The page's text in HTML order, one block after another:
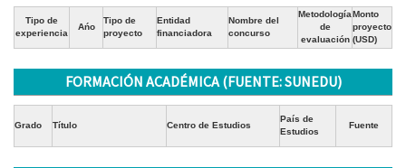
Tipo de
experiencia
Ańo
Tipo de
proyecto
Entidad
financiadora
Nombre del
concurso
Metodología
de
evaluación
Monto
proyecto
(USD)
FORMACIÓN ACADÉMICA (FUENTE: SUNEDU)
Grado Título Centro de Estudios
País de
Estudios
Fuente